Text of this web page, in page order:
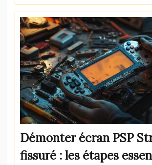
Démonter écran PSP
fissuré : les étapes